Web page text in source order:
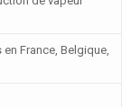
France, Belgique,